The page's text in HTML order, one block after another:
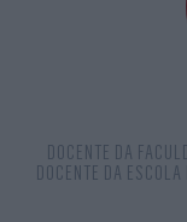
DOCENTE DA
DOCENTE DA